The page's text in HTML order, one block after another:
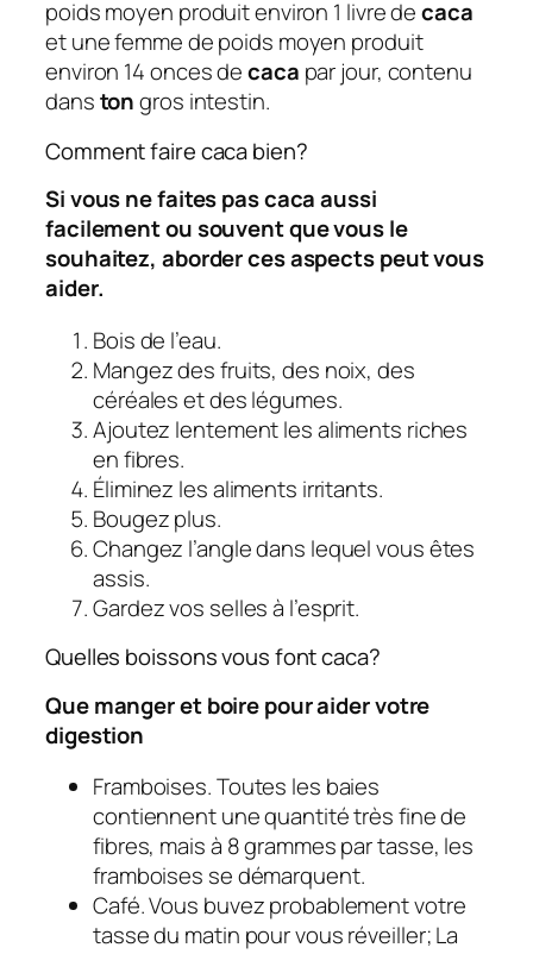
poids moyen produit environ 1 livre decaca
et une femme de poids moyen produit
environ 14 onces decaca par jour, contenu
danstongros intestin.
Comment faire caca bien?
Si vous ne faites pas caca aussi
facilement ou souvent que vous le
souhaitez, aborder ces aspects peut vous
aider.
Bois de l’eau.
Mangez des fruits, des noix, des
céréales et des légumes.
Ajoutez lentement les aliments riches
en fibres.
Éliminez les aliments irritants.
Bougez plus.
Changez l’angle dans lequel vous êtes
assis.
Gardez vos selles à l’esprit.
Quelles boissons vous font caca?
Que manger et boire pour aider votre
digestion
Framboises. Toutes les baies
contiennent une quantité très fine de
fibres, mais à 8 grammes par tasse, les
framboises se démarquent.
Café. Vous buvez probablement votre
tasse du matin pour vous réveiller; La